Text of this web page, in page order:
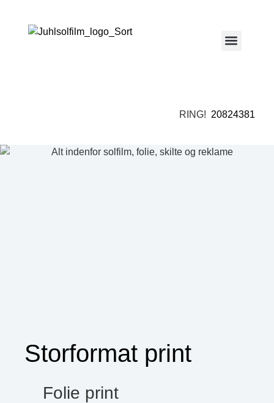
RING! 20824381
Storformat print
Folie print